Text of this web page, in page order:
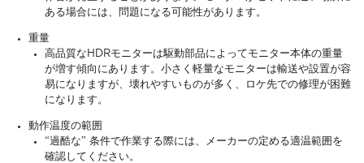
ある場合には、問題になる可能性があります。
重量
高品質なHDRモニターは駆動部品によってモニター本体の重量
が増す傾向にあります。小さく軽量なモニターは輸送や設置が容
易になりますが、壊れやすいものが多く、ロケ先での修理が困難
になります。
動作温度の範囲
“過酷な” 条件で作業する際には、メーカーの定める適温範囲を
確認してください。